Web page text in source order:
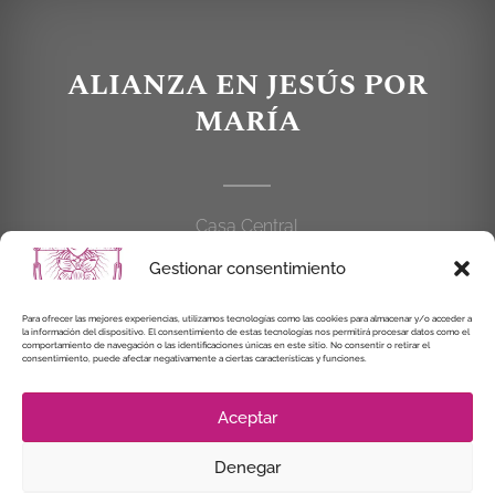
Gestionar consentimiento
Para ofrecer las mejores experiencias, utilizamos tecnologías como las cookies para almacenar y/o acceder a
la información del dispositivo. El consentimiento de estas tecnologías nos permitirá procesar datos como el
comportamiento de navegación o las identificaciones únicas en este sitio. No consentir o retirar el
consentimiento, puede afectar negativamente a ciertas características y funciones.
Aceptar
Denegar
ALIANZA EN JESÚS POR
MARÍA
Casa Central
C/Cardenal Cisneros, 55
914 462 114
alianzaenjesuspormaria@gmail.com